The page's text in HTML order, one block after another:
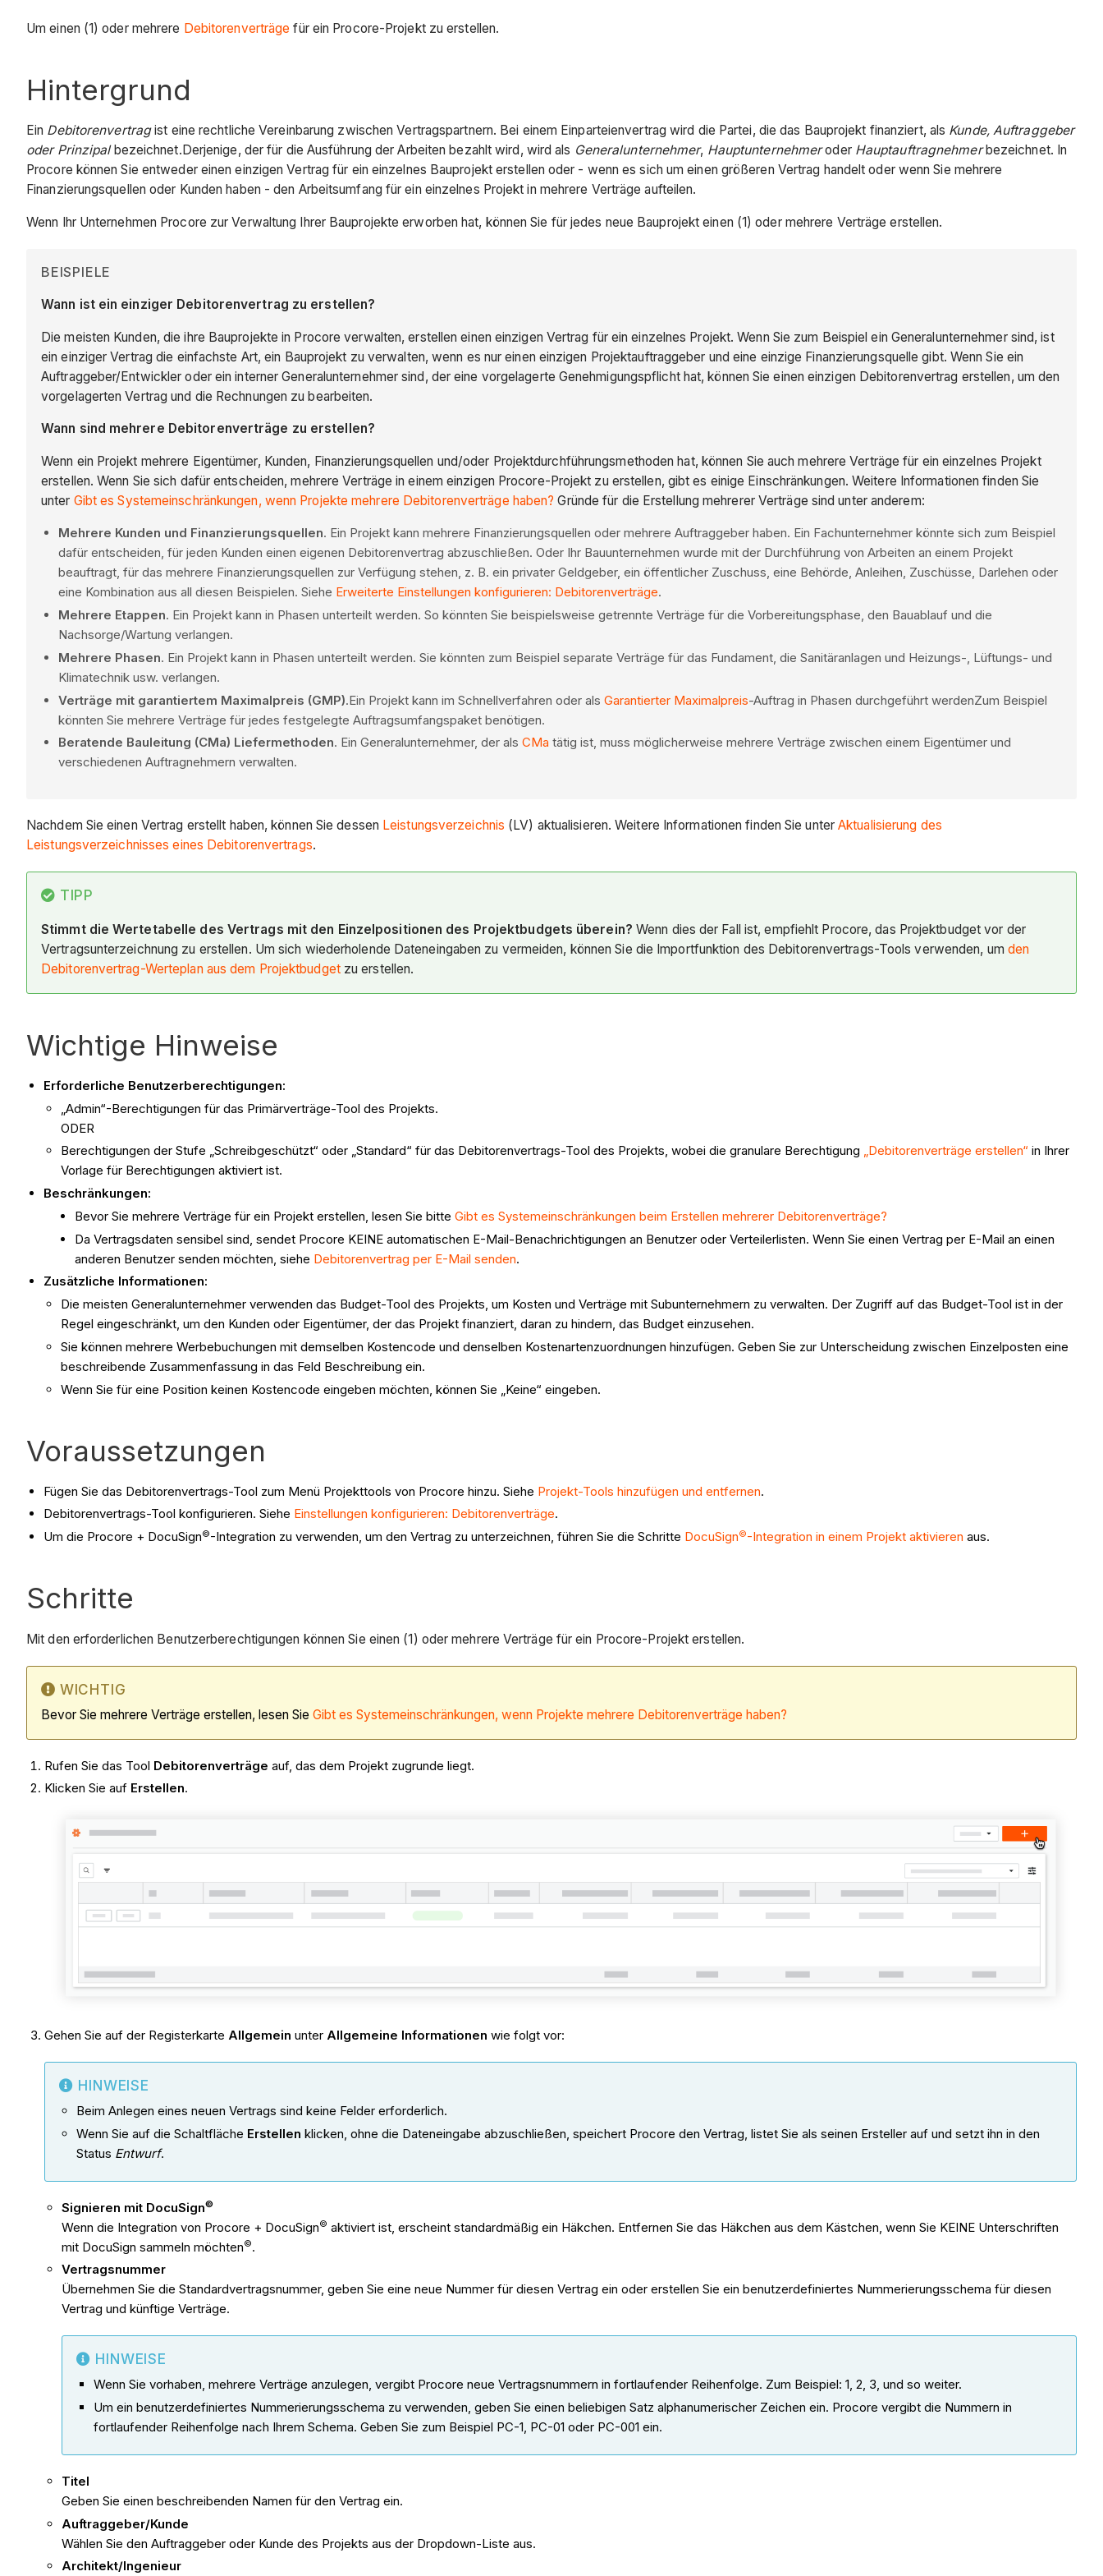
Um einen (1) oder mehrere Debitorenverträge für ein Procore-Projekt zu erstellen.
Hintergrund
Ein Debitorenvertragist eine rechtliche Vereinbarung zwischen Vertragspartnern. Bei einem Einparteienvertrag wird die Partei, die das Bauprojekt finanziert, als Kunde, Auftraggeber
oder Prinzipalbezeichnet.Derjenige, der für die Ausführung der Arbeiten bezahlt wird, wird als Generalunternehmer, Hauptunternehmeroder Hauptauftragnehmerbezeichnet. In
Procore können Sie entweder einen einzigen Vertrag für ein einzelnes Bauprojekt erstellen oder - wenn es sich um einen größeren Vertrag handelt oder wenn Sie mehrere
Finanzierungsquellen oder Kunden haben - den Arbeitsumfang für ein einzelnes Projekt in mehrere Verträge aufteilen.
Wenn Ihr Unternehmen Procore zur Verwaltung Ihrer Bauprojekte erworben hat, können Sie für jedes neue Bauprojekt einen (1) oder mehrere Verträge erstellen.
BEISPIELE
Wann ist ein einziger Debitorenvertrag zu erstellen?
Die meisten Kunden, die ihre Bauprojekte in Procore verwalten, erstellen einen einzigen Vertrag für ein einzelnes Projekt. Wenn Sie zum Beispiel ein Generalunternehmer sind, ist
ein einziger Vertrag die einfachste Art, ein Bauprojekt zu verwalten, wenn es nur einen einzigen Projektauftraggeber und eine einzige Finanzierungsquelle gibt. Wenn Sie ein
Auftraggeber/Entwickler oder ein interner Generalunternehmer sind, der eine vorgelagerte Genehmigungspflicht hat, können Sie einen einzigen Debitorenvertrag erstellen, um den
vorgelagerten Vertrag und die Rechnungen zu bearbeiten.
Wann sind mehrere Debitorenverträge zu erstellen?
Wenn ein Projekt mehrere Eigentümer, Kunden, Finanzierungsquellen und/oder Projektdurchführungsmethoden hat, können Sie auch mehrere Verträge für ein einzelnes Projekt
erstellen. Wenn Sie sich dafür entscheiden, mehrere Verträge in einem einzigen Procore-Projekt zu erstellen, gibt es einige Einschränkungen. Weitere Informationen finden Sie
unter Gibt es Systemeinschränkungen, wenn Projekte mehrere Debitorenverträge haben? Gründe für die Erstellung mehrerer Verträge sind unter anderem:
Mehrere Kunden und Finanzierungsquellen. Ein Projekt kann mehrere Finanzierungsquellen oder mehrere Auftraggeber haben. Ein Fachunternehmer könnte sich zum Beispiel
dafür entscheiden, für jeden Kunden einen eigenen Debitorenvertrag abzuschließen. Oder Ihr Bauunternehmen wurde mit der Durchführung von Arbeiten an einem Projekt
beauftragt, für das mehrere Finanzierungsquellen zur Verfügung stehen, z. B. ein privater Geldgeber, ein öffentlicher Zuschuss, eine Behörde, Anleihen, Zuschüsse, Darlehen oder
eine Kombination aus all diesen Beispielen. Siehe Erweiterte Einstellungen konfigurieren: Debitorenverträge.
Mehrere Etappen. Ein Projekt kann in Phasen unterteilt werden. So könnten Sie beispielsweise getrennte Verträge für die Vorbereitungsphase, den Bauablauf und die
Nachsorge/Wartung verlangen.
Mehrere Phasen. Ein Projekt kann in Phasen unterteilt werden. Sie könnten zum Beispiel separate Verträge für das Fundament, die Sanitäranlagen und Heizungs-, Lüftungs- und
Klimatechnik usw. verlangen.
Verträge mit garantiertem Maximalpreis (GMP).Ein Projekt kann im Schnellverfahren oder als Garantierter Maximalpreis-Auftrag in Phasen durchgeführt werdenZum Beispiel
könnten Sie mehrere Verträge für jedes festgelegte Auftragsumfangspaket benötigen.
Beratende Bauleitung (CMa) Liefermethoden. Ein Generalunternehmer, der als CMa tätig ist, muss möglicherweise mehrere Verträge zwischen einem Eigentümer und
verschiedenen Auftragnehmern verwalten.
Nachdem Sie einen Vertrag erstellt haben, können Sie dessen Leistungsverzeichnis (LV) aktualisieren. Weitere Informationen finden Sie unterAktualisierung des
Leistungsverzeichnisses eines Debitorenvertrags.
TIPP
Stimmt die Wertetabelle des Vertrags mit den Einzelpositionen des Projektbudgets überein? Wenn dies der Fall ist, empfiehlt Procore, das Projektbudget vor der
Vertragsunterzeichnung zu erstellen. Um sich wiederholende Dateneingaben zu vermeiden, können Sie die Importfunktion des Debitorenvertrags-Tools verwenden, um den
Debitorenvertrag-Werteplan aus dem Projektbudgetzu erstellen.
Wichtige Hinweise
Erforderliche Benutzerberechtigungen:
„Admin“-Berechtigungen für das Primärverträge-Tool des Projekts.
ODER
Berechtigungen der Stufe „Schreibgeschützt“ oder „Standard“ für das Debitorenvertrags-Tool des Projekts, wobei die granulare Berechtigung „Debitorenverträge erstellen“ in Ihrer
Vorlage für Berechtigungen aktiviert ist.
Beschränkungen:
Bevor Sie mehrere Verträge für ein Projekt erstellen, lesen Sie bitte Gibt es Systemeinschränkungen beim Erstellen mehrerer Debitorenverträge?
Da Vertragsdaten sensibel sind, sendet Procore KEINE automatischen E-Mail-Benachrichtigungen an Benutzer oder Verteilerlisten. Wenn Sie einen Vertrag per E-Mail an einen
anderen Benutzer senden möchten, siehe Debitorenvertrag per E-Mail senden.
Zusätzliche Informationen:
Die meisten Generalunternehmer verwenden das Budget-Tool des Projekts, um Kosten und Verträge mit Subunternehmern zu verwalten. Der Zugriff auf das Budget-Tool ist in der
Regel eingeschränkt, um den Kunden oder Eigentümer, der das Projekt finanziert, daran zu hindern, das Budget einzusehen.
Sie können mehrere Werbebuchungen mit demselben Kostencode und denselben Kostenartenzuordnungen hinzufügen. Geben Sie zur Unterscheidung zwischen Einzelposten eine
beschreibende Zusammenfassung in das Feld Beschreibung ein.
Wenn Sie für eine Position keinen Kostencode eingeben möchten, können Sie „Keine“ eingeben.
Voraussetzungen
Fügen Sie das Debitorenvertrags-Tool zum Menü Projekttools von Procore hinzu. Siehe Projekt-Tools hinzufügen und entfernen.
Debitorenvertrags-Tool konfigurieren. Siehe Einstellungen konfigurieren: Debitorenverträge.
Um die Procore + DocuSign©-Integration zu verwenden, um den Vertrag zu unterzeichnen, führen Sie die Schritte DocuSign©-Integration in einem Projekt aktivieren aus.
Schritte
Mit den erforderlichen Benutzerberechtigungen können Sie einen (1) oder mehrere Verträge für ein Procore-Projekt erstellen.
WICHTIG
Bevor Sie mehrere Verträge erstellen, lesen Sie Gibt es Systemeinschränkungen, wenn Projekte mehrere Debitorenverträge haben?
Rufen Sie das Tool Debitorenverträge auf, das dem Projekt zugrunde liegt.
Klicken Sie auf Erstellen.
Gehen Sie auf der Registerkarte Allgemeinunter Allgemeine Informationen wie folgt vor:
HINWEISE
Beim Anlegen eines neuen Vertrags sind keine Felder erforderlich.
Wenn Sie auf die Schaltfläche Erstellen klicken, ohne die Dateneingabe abzuschließen, speichert Procore den Vertrag, listet Sie als seinen Ersteller auf und setzt ihn in den
Status Entwurf.
Signieren mit DocuSign©
Wenn die Integration von Procore + DocuSign© aktiviert ist, erscheint standardmäßig ein Häkchen. Entfernen Sie das Häkchen aus dem Kästchen, wenn Sie KEINE Unterschriften
mit DocuSign sammeln möchten©.
Vertragsnummer
Übernehmen Sie die Standardvertragsnummer, geben Sie eine neue Nummer für diesen Vertrag ein oder erstellen Sie ein benutzerdefiniertes Nummerierungsschema für diesen
Vertrag und künftige Verträge.
HINWEISE
Wenn Sie vorhaben, mehrere Verträge anzulegen, vergibt Procore neue Vertragsnummern in fortlaufender Reihenfolge. Zum Beispiel: 1, 2, 3, und so weiter.
Um ein benutzerdefiniertes Nummerierungsschema zu verwenden, geben Sie einen beliebigen Satz alphanumerischer Zeichen ein. Procore vergibt die Nummern in
fortlaufender Reihenfolge nach Ihrem Schema. Geben Sie zum Beispiel PC-1, PC-01 oder PC-001 ein.
Titel
Geben Sie einen beschreibenden Namen für den Vertrag ein.
Auftraggeber/Kunde
Wählen Sie den Auftraggeber oder Kunde des Projekts aus der Dropdown-Liste aus.
Architekt/Ingenieur